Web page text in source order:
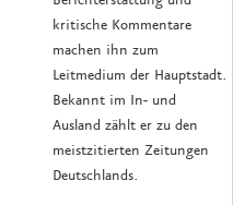
kritische Kommentare
machen ihn zum
Leitmedium der Hauptstadt.
Bekannt im In- und
Ausland zählt er zu den
meistzitierten Zeitungen
Deutschlands.